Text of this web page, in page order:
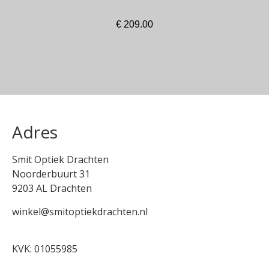
€ 209.00
Adres
Smit Optiek Drachten
Noorderbuurt 31
9203 AL Drachten
winkel@smitoptiekdrachten.nl
KVK: 01055985